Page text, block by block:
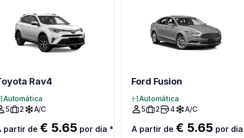
Rav4
Automática
5
2 A/C
partir de € 5.65 por dia *
Ford Fusion
Automática
5
2 4 A/C
A partir de € 5.65 por dia